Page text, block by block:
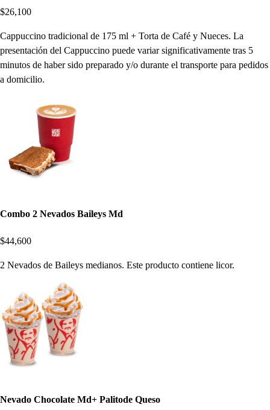
$26,100
Cappuccino tradicional de 175 ml + Torta de Café y Nueces. La
presentación del Cappuccino puede variar significativamente tras 5
minutos de haber sido preparado y/o durante el transporte para pedidos
a domicilio.
Combo 2 Nevados Baileys Md
$44,600
2 Nevados de Baileys medianos. Este producto contiene licor.
Nevado Chocolate Md+ Palitode Queso